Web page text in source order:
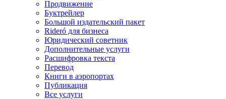
Продвижение
Буктрейлер
Большой издательский пакет
Rideró для бизнеса
Юридический советник
Дополнительные услуги
Расшифровка текста
Перевод
Книги в аэропортах
Публикация
Все услуги